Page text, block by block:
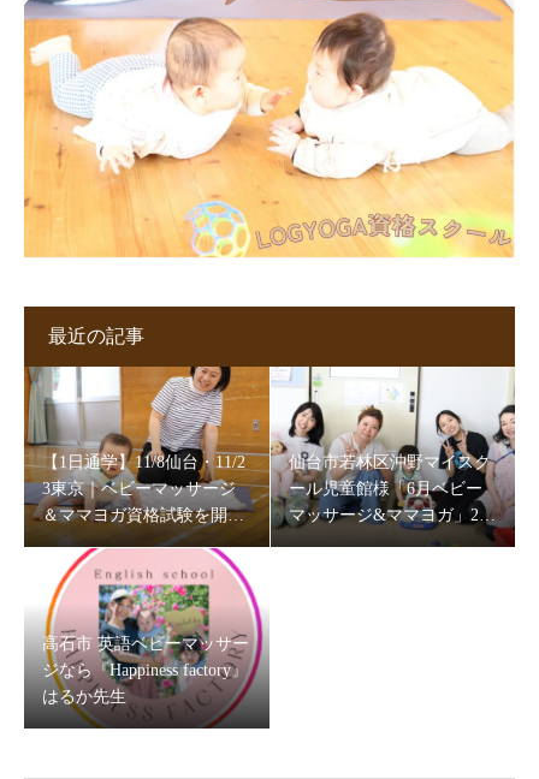
最近の記事
【1日通学】11/8仙台・11/2
3東京｜ベビーマッサージ
＆ママヨガ資格試験を開催
します
仙台市若林区沖野マイスク
ール児童館様「6月ベビー
マッサージ&ママヨガ」202
高石市 英語ベビーマッサー
ジなら『Happiness factory』
はるか先生